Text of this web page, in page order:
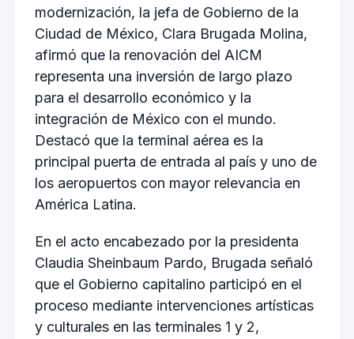
modernización, la jefa de Gobierno de la
Ciudad de México, Clara Brugada Molina,
afirmó que la renovación del AICM
representa una inversión de largo plazo
para el desarrollo económico y la
integración de México con el mundo.
Destacó que la terminal aérea es la
principal puerta de entrada al país y uno de
los aeropuertos con mayor relevancia en
América Latina.
En el acto encabezado por la presidenta
Claudia Sheinbaum Pardo, Brugada señaló
que el Gobierno capitalino participó en el
proceso mediante intervenciones artísticas
y culturales en las terminales 1 y 2,